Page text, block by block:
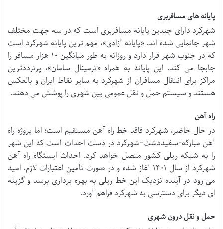
پایانه های مسافربری
شهرکرد دارای چندین پایانه مسافربری است که در سه جهت مختلف
شهر جانمایی شده اند. «پایانه آزادی»، مهم ترین پایانه شهرکرد است
که در جنوب شهر قرار دارد و روزانه به طور میانگین ۱۰ هزار مسافر را
جابجا می کند. این پایانه به همراه «ترمینال سامان»، پرترددترین
مراکز برای انتقال مسافران از شهرکرد به سایر نقاط ایران و بالعکس
هستند و سیستم حمل و نقل عمومی بین شهری را پوشش می دهند.
راه آهن
در حال حاضر، شهرکرد فاقد خط راه آهن مستقیم است؛ اما پروژه راه
آهن مبارکه-سفیددشت-شهرکرد در دست احداث است که این شهر
را به شبکه ریلی کشور متصل خواهد کرد. احداث ایستگاه راه آهن
شهرکرد از سال ۱۴۰۱ آغاز شده و در صورت تأمین اعتبارات لازم، امید
می رود در آینده نزدیک این خط ریلی به بهره برداری برسد و گزینه
ای دیگر برای دسترسی به شهرکرد فراهم آورد.
حمل و نقل درون شهری